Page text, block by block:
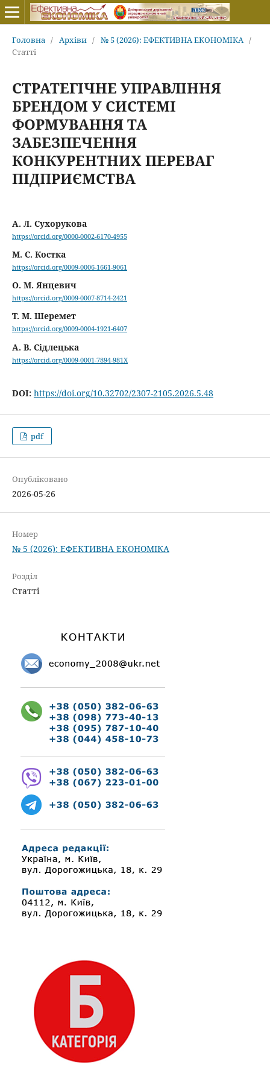
Головна / Архіви / № 5 (2026): ЕФЕКТИВНА ЕКОНОМІКА /
Статті
СТРАТЕГІЧНЕ УПРАВЛІННЯ
БРЕНДОМ У СИСТЕМІ
ФОРМУВАННЯ ТА
ЗАБЕЗПЕЧЕННЯ
КОНКУРЕНТНИХ ПЕРЕВАГ
ПІДПРИЄМСТВА
А. Л. Сухорукова
https://orcid.org/0000-0002-6170-4955
М. С. Костка
https://orcid.org/0009-0006-1661-9061
О. М. Янцевич
https://orcid.org/0009-0007-8714-2421
Т. М. Шеремет
https://orcid.org/0009-0004-1921-6407
А. В. Сідлецька
https://orcid.org/0009-0001-7894-981X
DOI: https://doi.org/10.32702/2307-2105.2026.5.48
pdf
Опубліковано
2026-05-26
Номер
№ 5 (2026): ЕФЕКТИВНА ЕКОНОМІКА
Розділ
Статті